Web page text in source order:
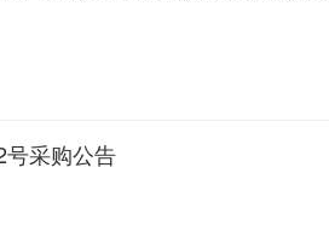
下：一、项目内容：1、项目名称：万
采购公告